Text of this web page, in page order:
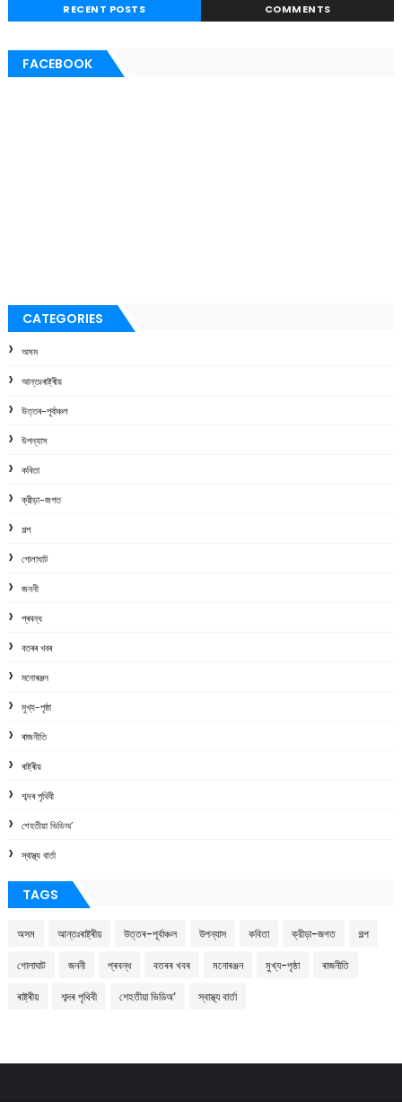
RECENT POSTS COMMENTS
FACEBOOK
CATEGORIES
অসম
আন্তঃৰাষ্ট্ৰীয়
উত্তৰ-পূৰ্বাঞ্চল
উপন্যাস
কবিতা
ক্রীড়া-জগত
গল্প
গোলাঘাট
জননী
প্ৰবন্ধ
বতৰৰ খবৰ
মনোৰঞ্জন
মুখ্য-পৃষ্ঠা
ৰাজনীতি
ৰাষ্ট্ৰীয়
শব্দৰ পৃথিবী
শেহতীয়া ভিডিঅ’
স্বাস্থ্য বাৰ্তা
TAGS
অসম আন্তঃৰাষ্ট্ৰীয় উত্তৰ-পূৰ্বাঞ্চল উপন্যাস কবিতা ক্রীড়া-জগত গল্প
গোলাঘাট জননী প্ৰবন্ধ বতৰৰ খবৰ মনোৰঞ্জন মুখ্য-পৃষ্ঠা ৰাজনীতি
ৰাষ্ট্ৰীয় শব্দৰ পৃথিবী শেহতীয়া ভিডিঅ’ স্বাস্থ্য বাৰ্তা